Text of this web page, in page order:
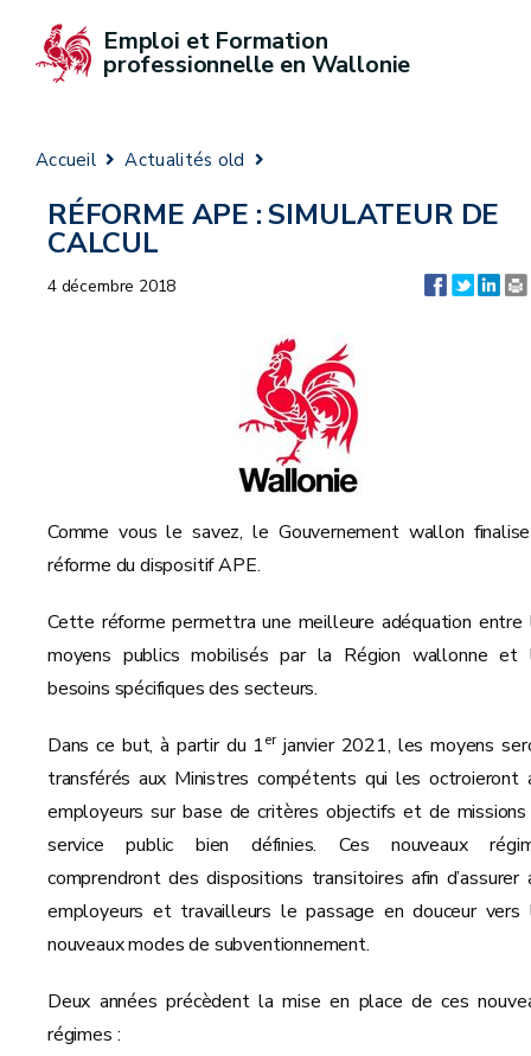
Emploi et Formation
professionnelle en Wallonie
Accueil Actualités old
RÉFORME APE : SIMULATEUR DE
CALCUL
4 décembre 2018
Comme vous le savez, le Gouvernement wallon
réforme du dispositif APE.
Cette réforme permettra une meilleure adéquation entre
moyens publics mobilisés par la Région wallonne et
besoins spécifiques des secteurs.
Dans ce but, à partir du 1erjanvier 2021, les moyens
transférés aux Ministres compétents qui les octroieront
employeurs sur base de critères objectifs et de
service public bien définies. Ces nouveaux
comprendront des dispositions transitoires afin d’assurer
employeurs et travailleurs le passage en douceur vers
nouveaux modes de subventionnement.
Deux années précèdent la mise en place de ces
régimes :